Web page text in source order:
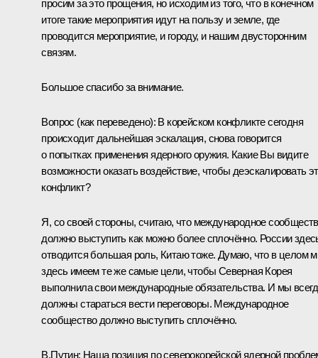
просим за это прощения, но исходим из того, что в конечном
итоге такие мероприятия идут на пользу и земле, где
проводится мероприятие, и городу, и нашим двусторонним
связям.
Большое спасибо за внимание.
Вопрос (как переведено): В корейском конфликте сегодня
происходит дальнейшая эскалация, снова говорится
о попытках применения ядерного оружия. Какие Вы видите
возможности оказать воздействие, чтобы деэскалировать
конфликт?
Я, со своей стороны, считаю, что международное
должно выступить как можно более сплочённо. России
отводится большая роль, Китаю тоже. Думаю, что в целом
здесь имеем те же самые цели, чтобы Северная Корея
выполнила свои международные обязательства. И мы
должны стараться вести переговоры. Международное
сообщество должно выступить сплочённо.
В.Путин: Наша позиция по северокорейской ядерной